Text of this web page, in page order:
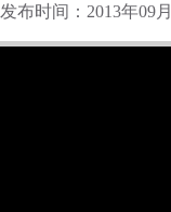
发布时间：2013年09